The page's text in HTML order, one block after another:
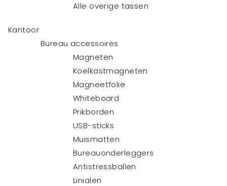
Alle overige tassen
Kantoor
Bureau accessoires
Magneten
Koelkastmagneten
Magneetfolie
Whiteboard
Prikborden
USB-sticks
Muismatten
Bureauonderleggers
Antistressballen
Linialen